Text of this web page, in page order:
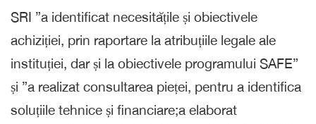
SRI ”a identificat necesitățile și obiectivele
achiziției, prin raportare la atribuțiile legale ale
instituției, dar și la obiectivele programului SAFE”
și ”a realizat consultarea pieței, pentru a identifica
soluțiile tehnice și financiare;a elaborat